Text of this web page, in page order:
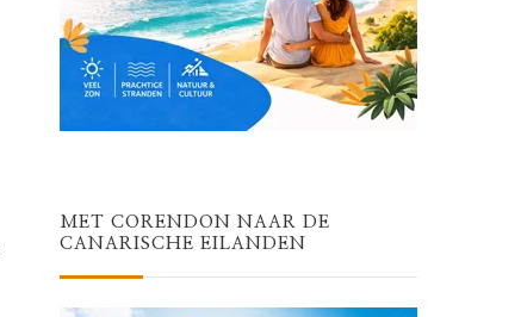
MET CORENDON NAAR DE
CANARISCHE EILANDEN